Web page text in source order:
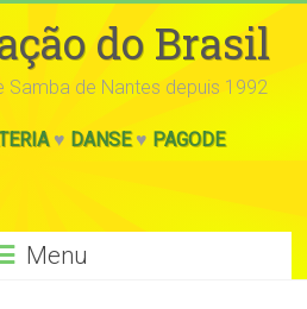
do Brasil
Samba de Nantes depuis 1992
♥ DANSE♥ PAGODE
Menu